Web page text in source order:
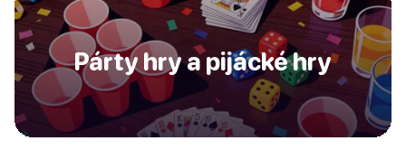
Párty hry a pijácké hry